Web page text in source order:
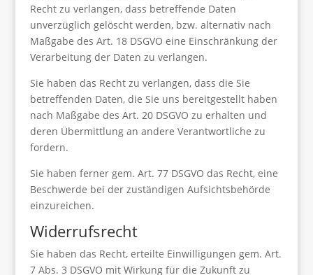
Recht zu verlangen, dass betreffende Daten
unverzüglich gelöscht werden, bzw. alternativ nach
Maßgabe des Art. 18 DSGVO eine Einschränkung der
Verarbeitung der Daten zu verlangen.
Sie haben das Recht zu verlangen, dass die Sie
betreffenden Daten, die Sie uns bereitgestellt haben
nach Maßgabe des Art. 20 DSGVO zu erhalten und
deren Übermittlung an andere Verantwortliche zu
fordern.
Sie haben ferner gem. Art. 77 DSGVO das Recht, eine
Beschwerde bei der zuständigen Aufsichtsbehörde
einzureichen.
Widerrufsrecht
Sie haben das Recht, erteilte Einwilligungen gem. Art.
7 Abs. 3 DSGVO mit Wirkung für die Zukunft zu